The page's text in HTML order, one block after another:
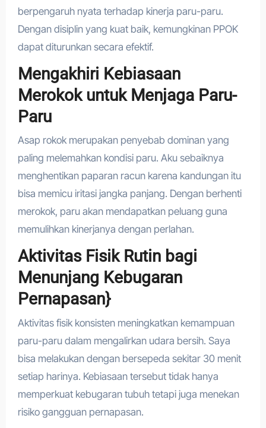
berpengaruh nyata terhadap kinerja paru-paru.
Dengan disiplin yang kuat baik, kemungkinan PPOK
dapat diturunkan secara efektif.
Mengakhiri Kebiasaan
Merokok untuk Menjaga Paru-
Paru
Asap rokok merupakan penyebab dominan yang
paling melemahkan kondisi paru. Aku sebaiknya
menghentikan paparan racun karena kandungan itu
bisa memicu iritasi jangka panjang. Dengan berhenti
merokok, paru akan mendapatkan peluang guna
memulihkan kinerjanya dengan perlahan.
Aktivitas Fisik Rutin bagi
Menunjang Kebugaran
Pernapasan}
Aktivitas fisik konsisten meningkatkan kemampuan
paru-paru dalam mengalirkan udara bersih. Saya
bisa melakukan dengan bersepeda sekitar 30 menit
setiap harinya. Kebiasaan tersebut tidak hanya
memperkuat kebugaran tubuh tetapi juga menekan
risiko gangguan pernapasan.